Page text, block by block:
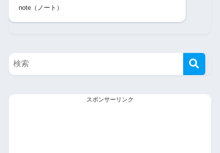
note（ノート）
スポンサーリンク